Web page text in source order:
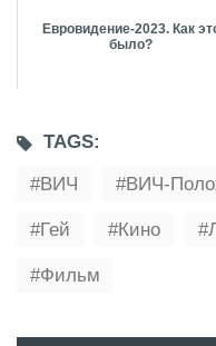
Евровидение-2023. Как
было?
TAGS:
ВИЧ
ВИЧ-
Гей Кино
Фильм